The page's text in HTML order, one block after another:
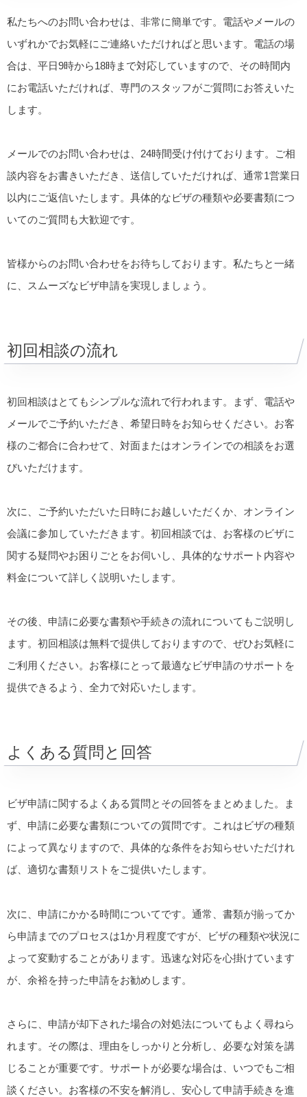
私たちへのお問い合わせは、非常に簡単です。電話やメールの
いずれかでお気軽にご連絡いただければと思います。電話の場
合は、平日9時から18時まで対応していますので、その時間内
にお電話いただければ、専門のスタッフがご質問にお答えいた
します。
メールでのお問い合わせは、24時間受け付けております。ご相
談内容をお書きいただき、送信していただければ、通常1営業日
以内にご返信いたします。具体的なビザの種類や必要書類につ
いてのご質問も大歓迎です。
皆様からのお問い合わせをお待ちしております。私たちと一緒
に、スムーズなビザ申請を実現しましょう。
初回相談の流れ
初回相談はとてもシンプルな流れで行われます。まず、電話や
メールでご予約いただき、希望日時をお知らせください。お客
様のご都合に合わせて、対面またはオンラインでの相談をお選
びいただけます。
次に、ご予約いただいた日時にお越しいただくか、オンライン
会議に参加していただきます。初回相談では、お客様のビザに
関する疑問やお困りごとをお伺いし、具体的なサポート内容や
料金について詳しく説明いたします。
その後、申請に必要な書類や手続きの流れについてもご説明し
ます。初回相談は無料で提供しておりますので、ぜひお気軽に
ご利用ください。お客様にとって最適なビザ申請のサポートを
提供できるよう、全力で対応いたします。
よくある質問と回答
ビザ申請に関するよくある質問とその回答をまとめました。ま
ず、申請に必要な書類についての質問です。これはビザの種類
によって異なりますので、具体的な条件をお知らせいただけれ
ば、適切な書類リストをご提供いたします。
次に、申請にかかる時間についてです。通常、書類が揃ってか
ら申請までのプロセスは1か月程度ですが、ビザの種類や状況に
よって変動することがあります。迅速な対応を心掛けています
が、余裕を持った申請をお勧めします。
さらに、申請が却下された場合の対処法についてもよく尋ねら
れます。その際は、理由をしっかりと分析し、必要な対策を講
じることが重要です。サポートが必要な場合は、いつでもご相
談ください。お客様の不安を解消し、安心して申請手続きを進